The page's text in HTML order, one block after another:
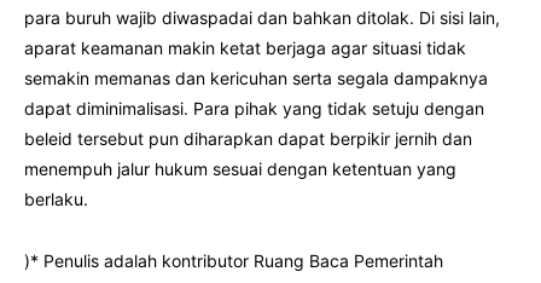
para buruh wajib diwaspadai dan bahkan ditolak. Di sisi lain,
aparat keamanan makin ketat berjaga agar situasi tidak
semakin memanas dan kericuhan serta segala dampaknya
dapat diminimalisasi. Para pihak yang tidak setuju dengan
beleid tersebut pun diharapkan dapat berpikir jernih dan
menempuh jalur hukum sesuai dengan ketentuan yang
berlaku.
)* Penulis adalah kontributor Ruang Baca Pemerintah